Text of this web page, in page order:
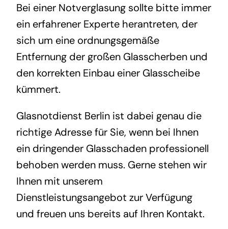
Bei einer Notverglasung sollte bitte immer
ein erfahrener Experte herantreten, der
sich um eine ordnungsgemäße
Entfernung der großen Glasscherben und
den korrekten Einbau einer Glasscheibe
kümmert.
Glasnotdienst Berlin ist dabei genau die
richtige Adresse für Sie, wenn bei Ihnen
ein dringender Glasschaden professionell
behoben werden muss. Gerne stehen wir
Ihnen mit unserem
Dienstleistungsangebot zur Verfügung
und freuen uns bereits auf Ihren Kontakt.